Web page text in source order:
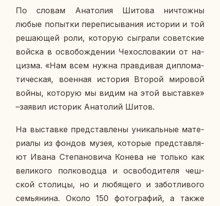
По словам Ана­то­лия Шитова ни­чтож­ны
любые по­пыт­ки пе­ре­пи­сы­ва­ния ис­то­рии и той
ре­ша­ю­щей роли, ко­то­рую сыг­ра­ли со­вет­ские
войска в осво­бож­де­нии Че­хо­сло­ва­кии от на­
циз­ма. «Нам всем нужна прав­ди­вая ди­пло­ма­
ти­че­ская, во­ен­ная ис­то­рия Второй ми­ро­вой
войны, ко­то­рую мы видим на этой вы­став­ке»
–заявил ис­то­рик Ана­то­лий Шитов.
На вы­став­ке пред­став­ле­ны уни­каль­ные ма­те­
ри­а­лы из фондов музея, ко­то­рые пред­став­ля­
ют Ивана Сте­па­но­ви­ча Конева не только как
ве­ли­ко­го пол­ко­вод­ца и осво­бо­ди­те­ля чеш­
ской сто­ли­цы, но и лю­бя­ще­го и за­бот­ли­во­го
се­мья­ни­на. Около 150 фо­то­гра­фий, а также